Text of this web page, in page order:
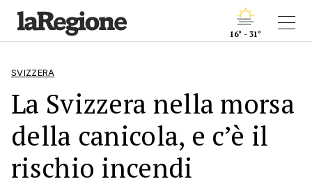
16° - 31°
SVIZZERA
La Svizzera nella morsa
della canicola, e c’è il
rischio incendi